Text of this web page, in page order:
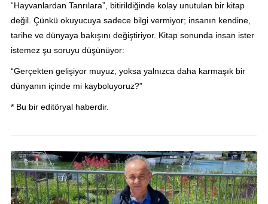
“Hayvanlardan Tanrılara”, bitirildiğinde kolay unutulan bir kitap
değil. Çünkü okuyucuya sadece bilgi vermiyor; insanın kendine,
tarihe ve dünyaya bakışını değiştiriyor. Kitap sonunda insan ister
istemez şu soruyu düşünüyor:
“Gerçekten gelişiyor muyuz, yoksa yalnızca daha karmaşık bir
dünyanın içinde mi kayboluyoruz?”
* Bu bir editöryal haberdir.